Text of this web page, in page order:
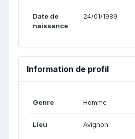
Date de
naissance
24/01/1989
Information de profil
Genre Homme
Lieu Avignon